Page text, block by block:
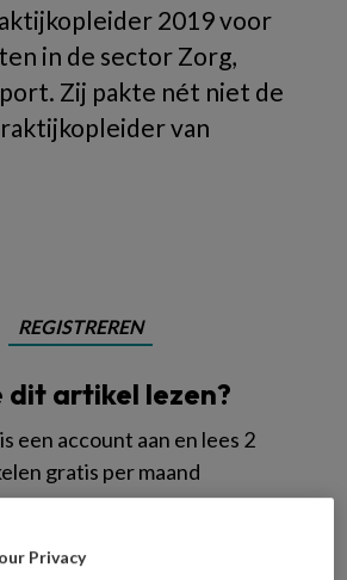
2019 voor
in de sector Zorg,
Zij pakte nét niet de
van
REGISTREREN
dit artikel lezen?
een account aan en lees 2
gratis per maand
Privacy